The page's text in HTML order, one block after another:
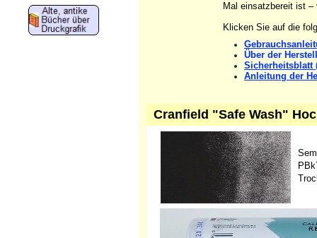
Mal einsatzbereit ist –
Klicken Sie auf die
Über der
Sicherheitsblatt
Anleitung der
Cranfield "Safe Wash"